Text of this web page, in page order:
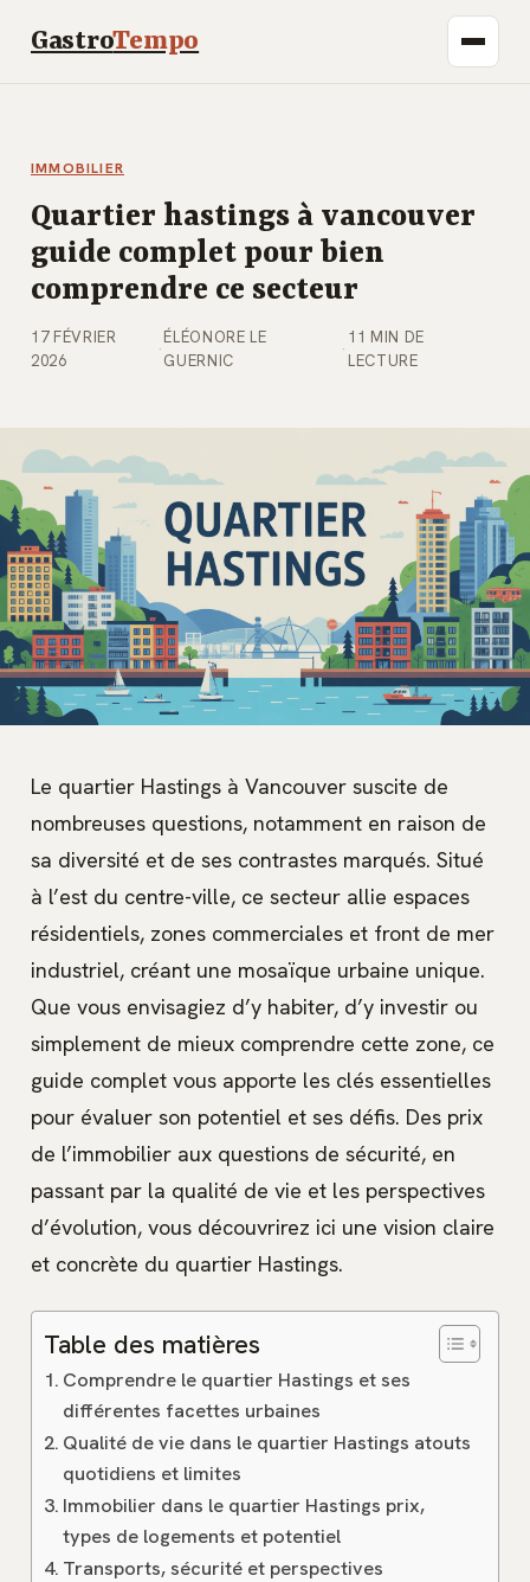
GastroTempo
IMMOBILIER
Quartier hastings à vancouver
guide complet pour bien
comprendre ce secteur
17 FÉVRIER
2026
·
ÉLÉONORE LE
GUERNIC
·
11 MIN DE
LECTURE
Le quartier Hastings à Vancouver suscite de
nombreuses questions, notamment en raison de
sa diversité et de ses contrastes marqués. Situé
à l’est du centre-ville, ce secteur allie espaces
résidentiels, zones commerciales et front de mer
industriel, créant une mosaïque urbaine unique.
Que vous envisagiez d’y habiter, d’y investir ou
simplement de mieux comprendre cette zone, ce
guide complet vous apporte les clés essentielles
pour évaluer son potentiel et ses défis. Des prix
de l’immobilier aux questions de sécurité, en
passant par la qualité de vie et les perspectives
d’évolution, vous découvrirez ici une vision claire
et concrète du quartier Hastings.
Table des matières
Comprendre le quartier Hastings et ses
différentes facettes urbaines
Qualité de vie dans le quartier Hastings atouts
quotidiens et limites
Immobilier dans le quartier Hastings prix,
types de logements et potentiel
Transports, sécurité et perspectives